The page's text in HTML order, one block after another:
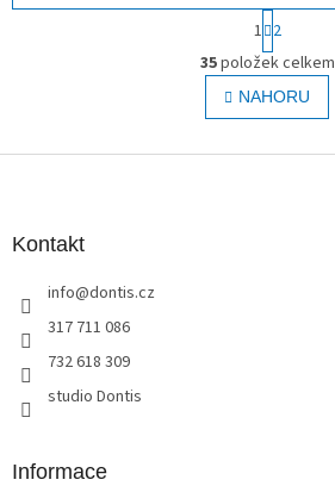
O
v
l
á
t
r
á
n
k
v
1 2
35položek celkem
NAHORU
Kontakt
info@dontis.cz
317 711 086
732 618 309
studio Dontis
Informace